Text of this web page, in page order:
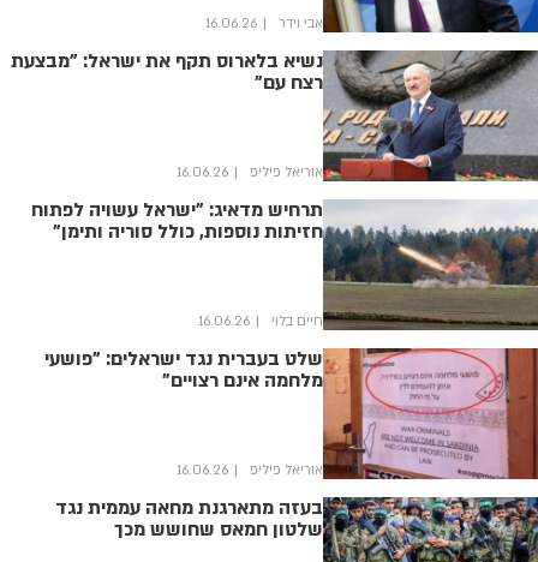
אבי וידר 16.06.26
נשיא בלארוס תקף את ישראל: "מבצעת
רצח עם"
אוריאל פיליפ 16.06.26
תרחיש מדאיג: "ישראל עשויה לפתוח
חזיתות נוספות, כולל סוריה ותימן"
חיים בלוי 16.06.26
שלט בעברית נגד ישראלים: "פושעי
מלחמה אינם רצויים"
אוריאל פיליפ 16.06.26
בעזה מתארגנת מחאה עממית נגד
שלטון חמאס שחושש מכך